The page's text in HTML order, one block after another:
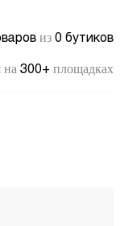
из 0 бутиков
на 300+ площадках